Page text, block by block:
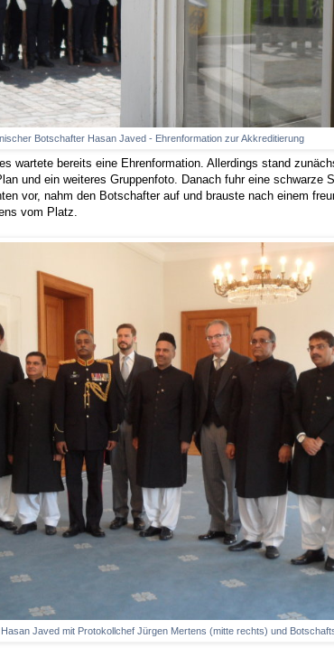
Botschafter Hasan Javed - Ehrenformation zur Akkreditierung
wartete bereits eine Ehrenformation. Allerdings stand
und ein weiteres Gruppenfoto. Danach fuhr eine schwarze
vor, nahm den Botschafter auf und brauste nach einem
vom Platz.
Javed mit Protokollchef Jürgen Mertens (mitte rechts) und